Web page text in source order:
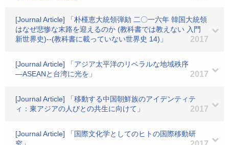
[Journal Article] 「朴槿恵大統領弾劾 二〇一六年 韓国大統領
はなぜ悲惨な末路を迎えるのか (教科書では教えない 入門
新世界史)--(教科書に載っていない世界史 14)」
2017
[Journal Article] 「アジア太平洋のリベラルな地域秩序
―ASEANと台湾に光を」
2017
[Journal Article] 「移動する中国朝鮮族のアイデンティテ
ィ：東アジアの人びとの共生に向けて」
2017
[Journal Article] 「国際文化学としてのヒトの国際移動研